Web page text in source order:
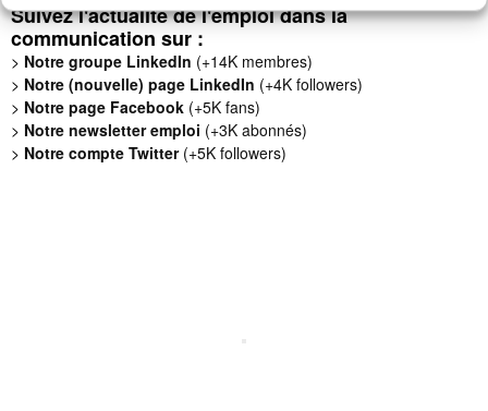
Suivez l'actualité de l'emploi dans la
communication sur :
> Notre groupe LinkedIn (+14K membres)
> Notre (nouvelle) page LinkedIn (+4K followers)
> Notre page Facebook (+5K fans)
> Notre newsletter emploi (+3K abonnés)
> Notre compte Twitter(+5K followers)